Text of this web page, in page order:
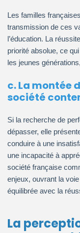
Les familles
transmission de ces
l’éducation. La
priorité absolue, ce
les jeunes
c. La montée
société
Si la recherche de
dépasser, elle
conduire à une
une incapacité à
société française
enjeux, ouvrant la
équilibrée avec la
La